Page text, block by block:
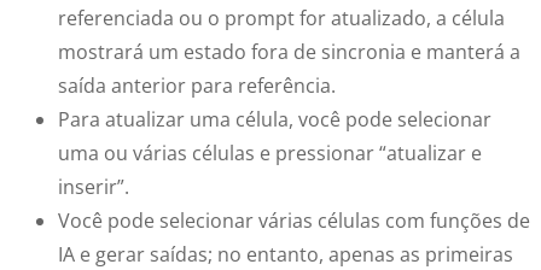
referenciada ou o prompt for atualizado, a célula
mostrará um estado fora de sincronia e manterá a
saída anterior para referência.
Para atualizar uma célula, você pode selecionar
uma ou várias células e pressionar “atualizar e
inserir”.
Você pode selecionar várias células com funções de
IA e gerar saídas; no entanto, apenas as primeiras